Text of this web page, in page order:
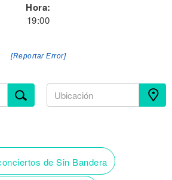
Hora:
19:00
[Reportar Error]
de Sin Bandera